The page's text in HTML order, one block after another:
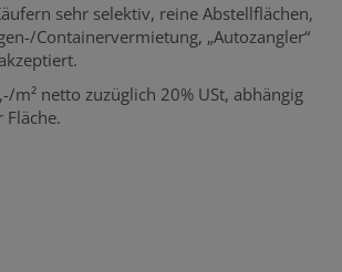
sehr selektiv, reine Abstellflächen,
Containervermietung, „Autozangler“
m² netto zuzüglich 20% USt, abhängig